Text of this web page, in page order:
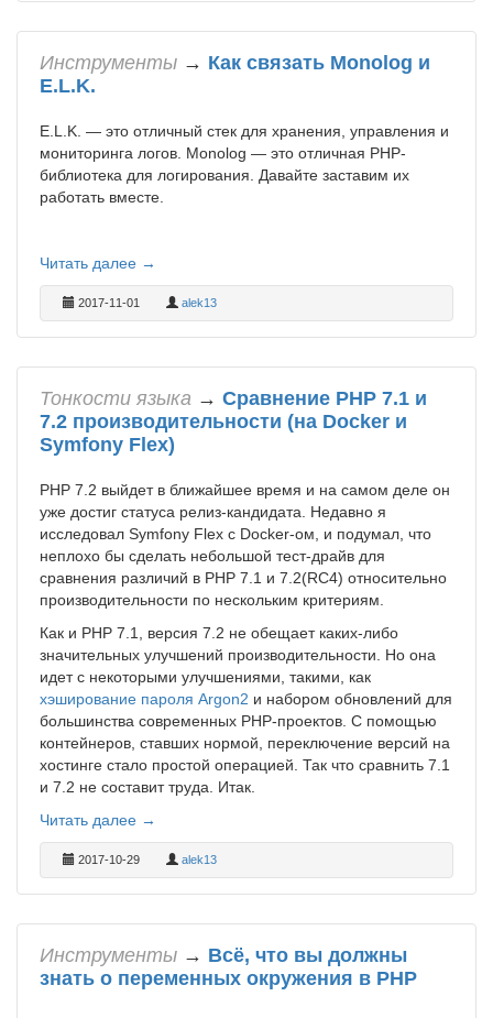
Инструменты → Как связать Monolog и
E.L.K.
E.L.K. — это отличный стек для хранения, управления и
мониторинга логов. Monolog — это отличная PHP-
библиотека для логирования. Давайте заставим их
работать вместе.
Читать далее →
2017-11-01 alek13
Тонкости языка → Сравнение PHP 7.1 и
7.2 производительности (на Docker и
Symfony Flex)
РНР 7.2 выйдет в ближайшее время и на самом деле он
уже достиг статуса релиз-кандидата. Недавно я
исследовал Symfony Flex с Docker-ом, и подумал, что
неплохо бы сделать небольшой тест-драйв для
сравнения различий в PHP 7.1 и 7.2(RC4) относительно
производительности по нескольким критериям.
Как и PHP 7.1, версия 7.2 не обещает каких-либо
значительных улучшений производительности. Но она
идет с некоторыми улучшениями, такими, как
хэширование пароля Argon2 и набором обновлений для
большинства современных PHP-проектов. С помощью
контейнеров, ставших нормой, переключение версий на
хостинге стало простой операцией. Так что сравнить 7.1
и 7.2 не составит труда. Итак.
Читать далее →
2017-10-29 alek13
Инструменты → Всё, что вы должны
знать о переменных окружения в PHP